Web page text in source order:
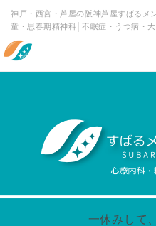
神戸・西宮・芦屋の阪神芦屋すばるメ
童・思春期精神科│不眠症・うつ病・
一休みして